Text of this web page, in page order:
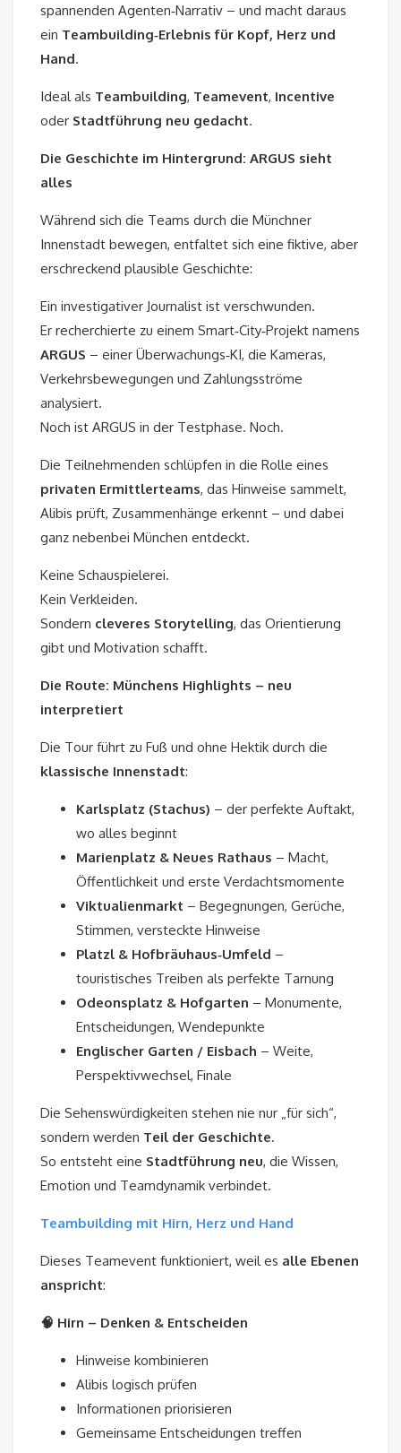
spannenden Agenten‑Narrativ – und macht daraus
ein Teambuilding‑Erlebnis für Kopf, Herz und
Hand.
Ideal als Teambuilding, Teamevent, Incentive
oder Stadtführung neu gedacht.
Die Geschichte im Hintergrund: ARGUS sieht
alles
Während sich die Teams durch die Münchner
Innenstadt bewegen, entfaltet sich eine fiktive, aber
erschreckend plausible Geschichte:
Ein investigativer Journalist ist verschwunden.
Er recherchierte zu einem Smart‑City‑Projekt namens
ARGUS – einer Überwachungs‑KI, die Kameras,
Verkehrsbewegungen und Zahlungsströme
analysiert.
Noch ist ARGUS in der Testphase. Noch.
Die Teilnehmenden schlüpfen in die Rolle eines
privaten Ermittlerteams, das Hinweise sammelt,
Alibis prüft, Zusammenhänge erkennt – und dabei
ganz nebenbei München entdeckt.
Keine Schauspielerei.
Kein Verkleiden.
Sondern cleveres Storytelling, das Orientierung
gibt und Motivation schafft.
Die Route: Münchens Highlights – neu
interpretiert
Die Tour führt zu Fuß und ohne Hektik durch die
klassische Innenstadt:
Karlsplatz (Stachus) – der perfekte Auftakt,
wo alles beginnt
Marienplatz & Neues Rathaus – Macht,
Öffentlichkeit und erste Verdachtsmomente
Viktualienmarkt – Begegnungen, Gerüche,
Stimmen, versteckte Hinweise
Platzl & Hofbräuhaus‑Umfeld –
touristisches Treiben als perfekte Tarnung
Odeonsplatz & Hofgarten – Monumente,
Entscheidungen, Wendepunkte
Englischer Garten / Eisbach – Weite,
Perspektivwechsel, Finale
Die Sehenswürdigkeiten stehen nie nur „für sich“,
sondern werden Teil der Geschichte.
So entsteht eine Stadtführung neu, die Wissen,
Emotion und Teamdynamik verbindet.
Teambuilding mit Hirn, Herz und Hand
Dieses Teamevent funktioniert, weil es alle Ebenen
anspricht:
🧠 Hirn – Denken & Entscheiden
Hinweise kombinieren
Alibis logisch prüfen
Informationen priorisieren
Gemeinsame Entscheidungen treffen